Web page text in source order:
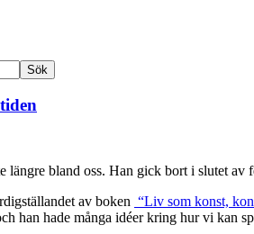
längre bland oss. Han gick bort i slutet
av boken “Liv som konst,
han hade många idéer kring hur vi kan